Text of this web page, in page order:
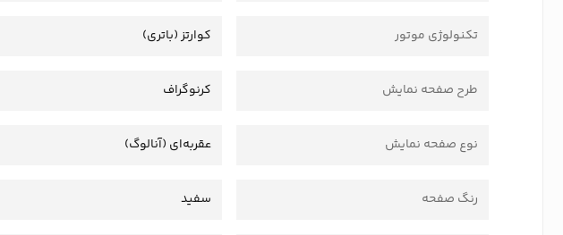
تکنولوژی موتور کوارتز (باتری)
طرح صفحه نمایش کرنوگراف
نوع صفحه نمایش عقربه‌ای (آنالوگ)
رنگ صفحه سفید